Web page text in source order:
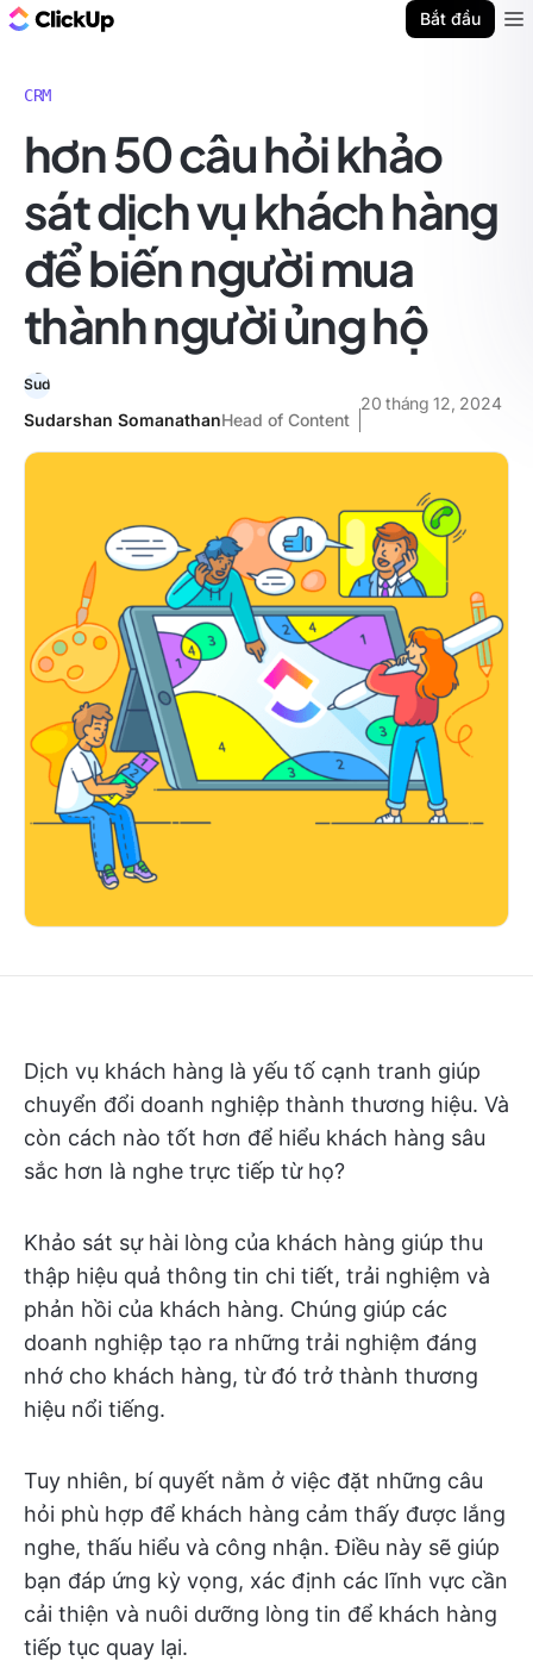
Bắt đầu
CRM
hơn 50 câu hỏi khảo
sát dịch vụ khách hàng
để biến người mua
thành người ủng hộ
Sudarshan SomanathanHead of Content
20 tháng 12, 2024
Dịch vụ khách hàng là yếu tố cạnh tranh giúp
chuyển đổi doanh nghiệp thành thương hiệu. Và
còn cách nào tốt hơn để hiểu khách hàng sâu
sắc hơn là nghe trực tiếp từ họ?
Khảo sát sự hài lòng của khách hàng giúp thu
thập hiệu quả thông tin chi tiết, trải nghiệm và
phản hồi của khách hàng. Chúng giúp các
doanh nghiệp tạo ra những trải nghiệm đáng
nhớ cho khách hàng, từ đó trở thành thương
hiệu nổi tiếng.
Tuy nhiên, bí quyết nằm ở việc đặt những câu
hỏi phù hợp để khách hàng cảm thấy được lắng
nghe, thấu hiểu và công nhận. Điều này sẽ giúp
bạn đáp ứng kỳ vọng, xác định các lĩnh vực cần
cải thiện và nuôi dưỡng lòng tin để khách hàng
tiếp tục quay lại.